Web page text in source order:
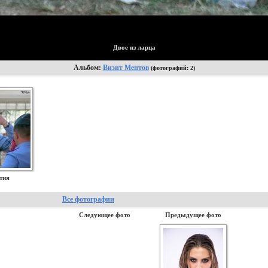
Двое из ларца
Альбом: Визит Ментов (фотографий: 2)
Все фотографии
Следующее фото Предыдущее фото